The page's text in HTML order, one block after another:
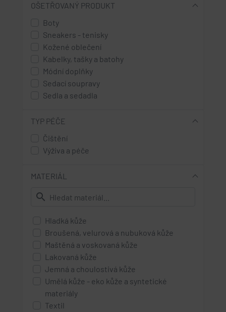
OŠETŘOVANÝ PRODUKT
Boty
Sneakers - tenisky
Kožené oblečení
Kabelky, tašky a batohy
Módní doplňky
Sedací soupravy
Sedla a sedadla
TYP PÉČE
Čištění
Výživa a péče
MATERIÁL
search
Hladká kůže
Broušená, velurová a nubuková kůže
Maštěná a voskovaná kůže
Lakovaná kůže
Jemná a choulostivá kůže
Umělá kůže - eko kůže a syntetické
materiály
Textil